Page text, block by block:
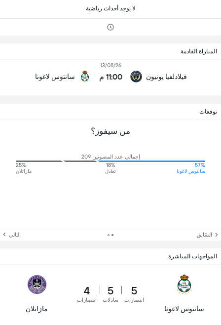
لا يوجد أحداث رياضية
المباراة القادمة
فيلادلفيا يونيون
13/08/26
11:00 م سانتوس لاغونا
توقعات
من سيفوز؟
إجمالي عدد المصوتين 209
57%
سانتوس لاغونا
18%
تعادل
25%
مازاتلان
السّابق التالي
المواجهات المباشرة
سانتوس لاغونا
5
انتصارات
5
تعادلات
4
انتصارات
مازاتلان